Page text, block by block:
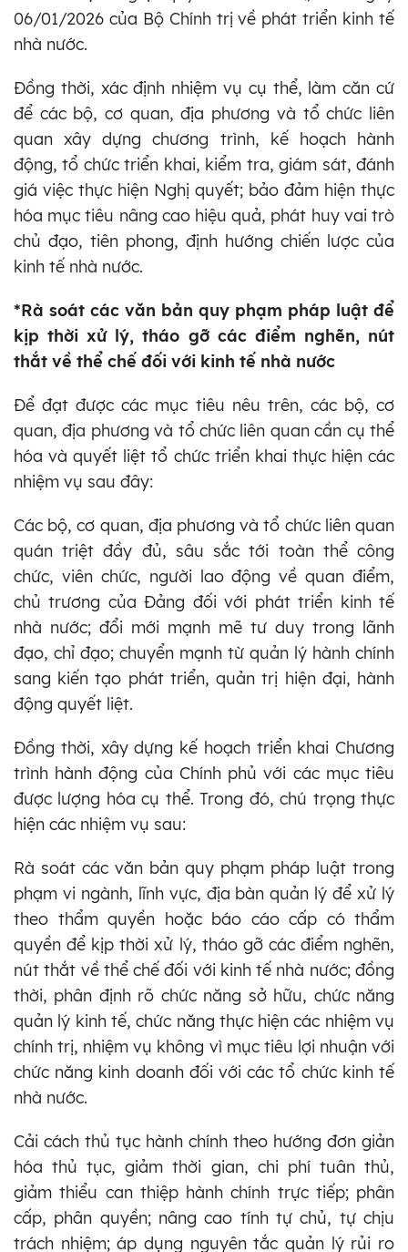
06/01/2026 của Bộ Chính trị về phát triển kinh tế
nhà nước.
Đồng thời, xác định nhiệm vụ cụ thể, làm căn cứ
để các bộ, cơ quan, địa phương và tổ chức liên
quan xây dựng chương trình, kế hoạch hành
động, tổ chức triển khai, kiểm tra, giám sát, đánh
giá việc thực hiện Nghị quyết; bảo đảm hiện thực
hóa mục tiêu nâng cao hiệu quả, phát huy vai trò
chủ đạo, tiên phong, định hướng chiến lược của
kinh tế nhà nước.
*Rà soát các văn bản quy phạm pháp luật để
kịp thời xử lý, tháo gỡ các điểm nghẽn, nút
thắt về thể chế đối với kinh tế nhà nước
Để đạt được các mục tiêu nêu trên, các bộ, cơ
quan, địa phương và tổ chức liên quan cần cụ thể
hóa và quyết liệt tổ chức triển khai thực hiện các
nhiệm vụ sau đây:
Các bộ, cơ quan, địa phương và tổ chức liên quan
quán triệt đầy đủ, sâu sắc tới toàn thể công
chức, viên chức, người lao động về quan điểm,
chủ trương của Đảng đối với phát triển kinh tế
nhà nước; đổi mới mạnh mẽ tư duy trong lãnh
đạo, chỉ đạo; chuyển mạnh từ quản lý hành chính
sang kiến tạo phát triển, quản trị hiện đại, hành
động quyết liệt.
Đồng thời, xây dựng kế hoạch triển khai Chương
trình hành động của Chính phủ với các mục tiêu
được lượng hóa cụ thể. Trong đó, chú trọng thực
hiện các nhiệm vụ sau:
Rà soát các văn bản quy phạm pháp luật trong
phạm vi ngành, lĩnh vực, địa bàn quản lý để xử lý
theo thẩm quyền hoặc báo cáo cấp có thẩm
quyền để kịp thời xử lý, tháo gỡ các điểm nghẽn,
nút thắt về thể chế đối với kinh tế nhà nước; đồng
thời, phân định rõ chức năng sở hữu, chức năng
quản lý kinh tế, chức năng thực hiện các nhiệm vụ
chính trị, nhiệm vụ không vì mục tiêu lợi nhuận với
chức năng kinh doanh đối với các tổ chức kinh tế
nhà nước.
Cải cách thủ tục hành chính theo hướng đơn giản
hóa thủ tục, giảm thời gian, chi phí tuân thủ,
giảm thiểu can thiệp hành chính trực tiếp; phân
cấp, phân quyền; nâng cao tính tự chủ, tự chịu
trách nhiệm; áp dụng nguyên tắc quản lý rủi ro